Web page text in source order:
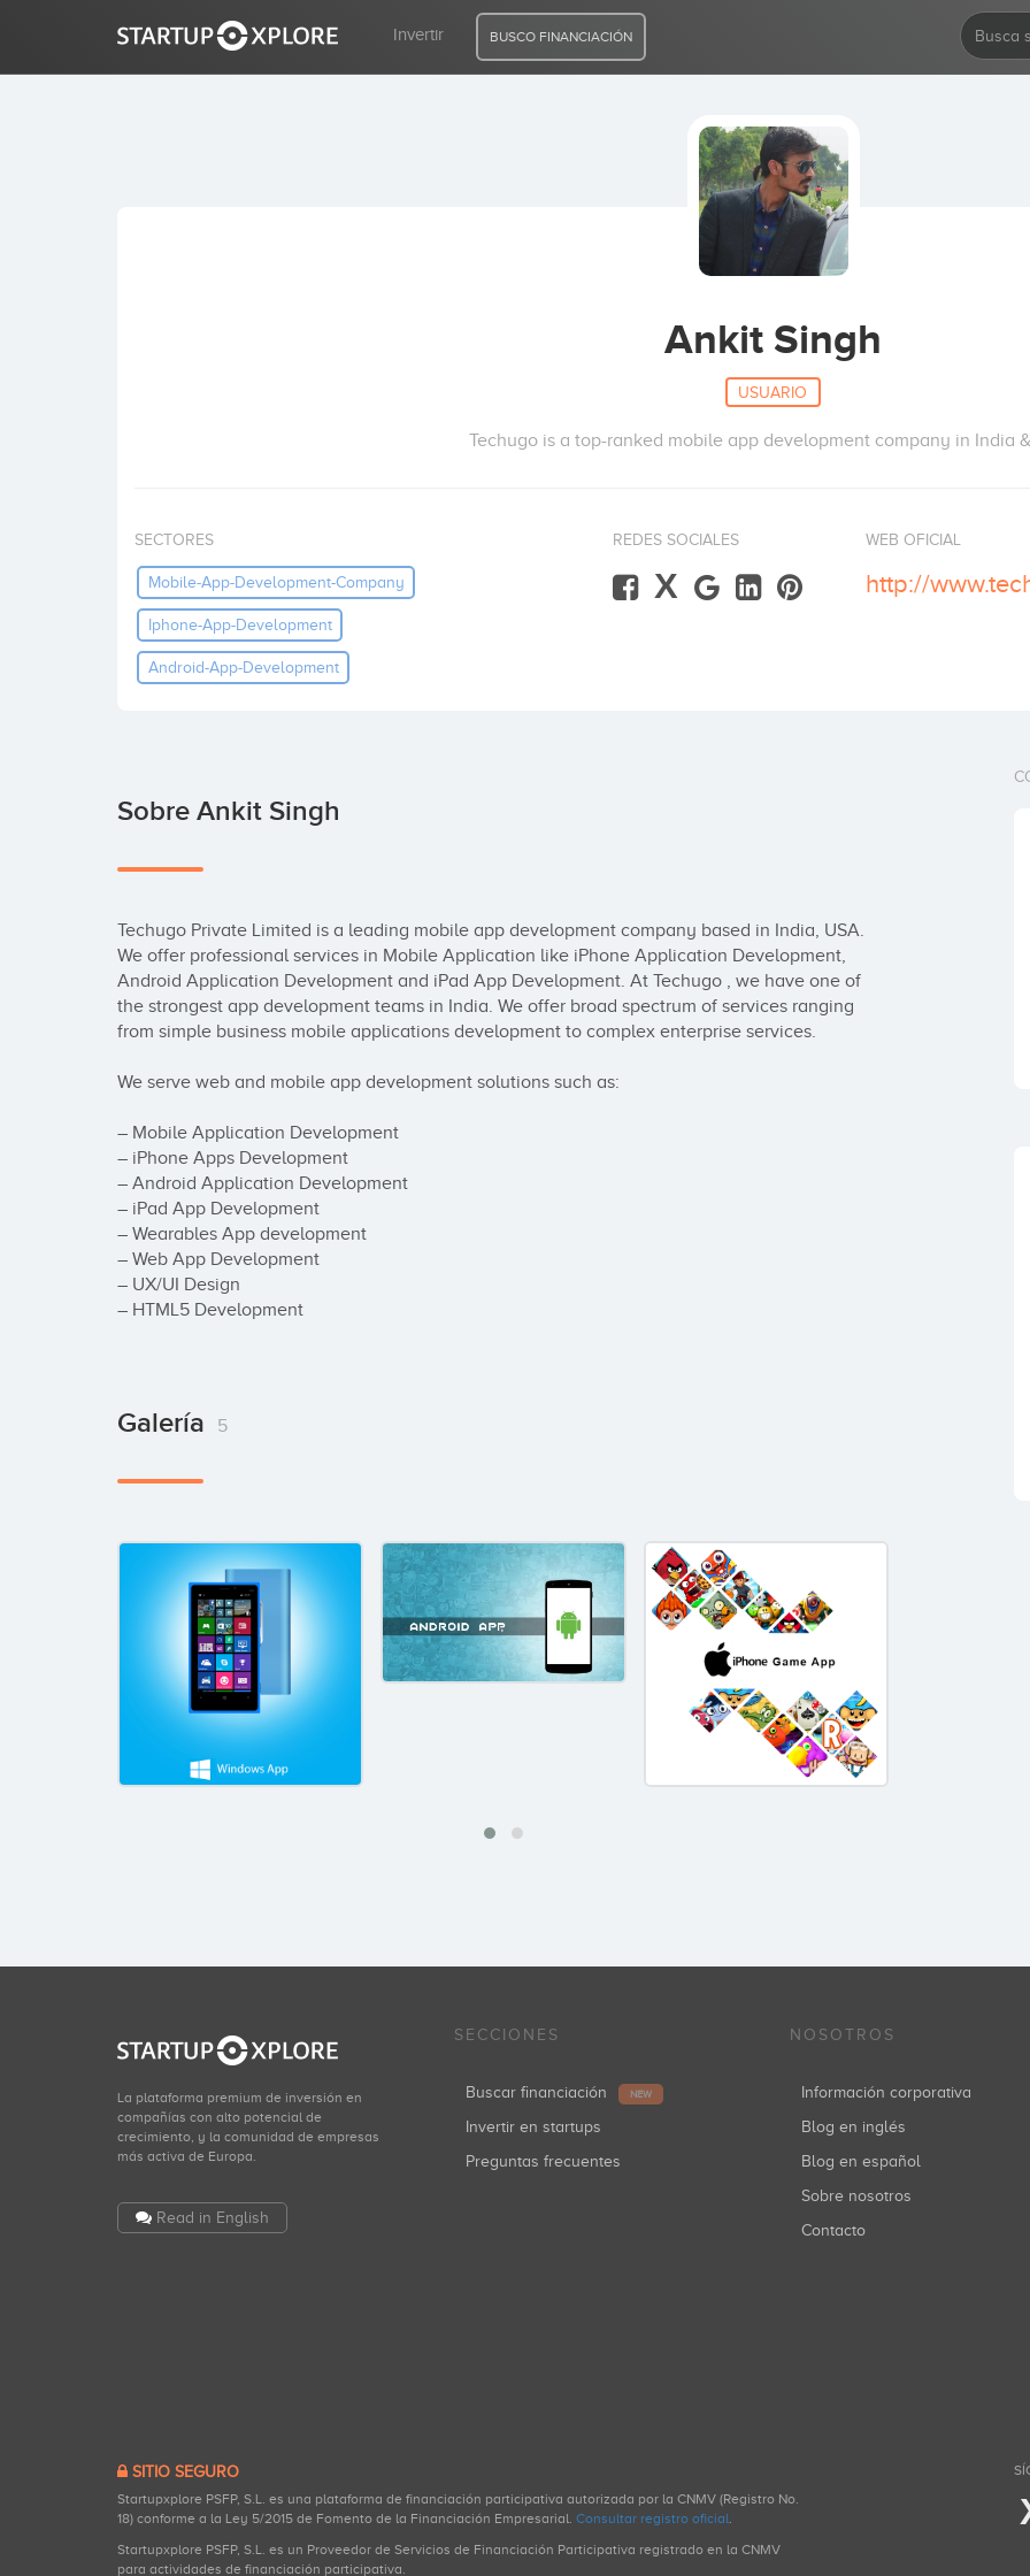
Invertir BUSCO FINANCIACIÓN
Ankit Singh
USUARIO
Techugo is a top-ranked mobile app development company in India
SECTORES
Mobile-App-Development-Company
Iphone-App-Development
Android-App-Development
REDES SOCIALES
X
WEB OFICIAL
Sobre Ankit Singh
Techugo Private Limited is a leading mobile app development company based in India, USA.
We offer professional services in Mobile Application like iPhone Application Development,
Android Application Development and iPad App Development. At Techugo , we have one of
the strongest app development teams in India. We offer broad spectrum of services ranging
from simple business mobile applications development to complex enterprise services.
We serve web and mobile app development solutions such as:
– Mobile Application Development
– iPhone Apps Development
– Android Application Development
– iPad App Development
– Wearables App development
– Web App Development
– UX/UI Design
– HTML5 Development
Galería 5
La plataforma premium de inversión en
compañías con alto potencial de
crecimiento, y la comunidad de empresas
más activa de Europa.
Read in English
SECCIONES
Buscar financiación NEW
Invertir en startups
Preguntas frecuentes
NOSOTROS
Información corporativa
Blog en inglés
Blog en español
Sobre nosotros
Contacto
SITIO SEGURO
Startupxplore PSFP, S.L. es una plataforma de financiación participativa autorizada por la CNMV (Registro No.
18) conforme a la Ley 5/2015 de Fomento de la Financiación Empresarial. Consultar registro oficial
Startupxplore PSFP, S.L. es un Proveedor de Servicios de Financiación Participativa registrado en la CNMV
para actividades de financiación participativa.